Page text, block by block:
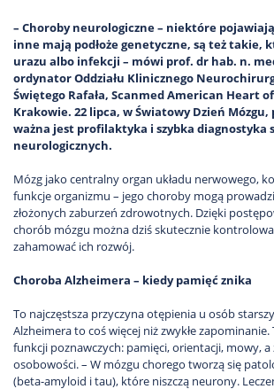
– Choroby neurologiczne – niektóre
inne mają podłoże genetyczne, są też takie,
urazu albo infekcji – mówi prof. dr hab. n.
ordynator Oddziału Klinicznego
Świętego Rafała, Scanmed American Heart
Krakowie. 22 lipca, w Światowy Dzień
ważna jest profilaktyka i szybka diagnostyka
neurologicznych.
Mózg jako centralny organ układu nerwowego,
funkcje organizmu – jego choroby mogą
złożonych zaburzeń zdrowotnych. Dzięki
chorób mózgu można dziś skutecznie
zahamować ich rozwój.
Choroba Alzheimera – kiedy pamięć znika
To najczęstsza przyczyna otępienia u osób
Alzheimera to coś więcej niż zwykłe
funkcji poznawczych: pamięci, orientacji, mowy, a
osobowości. – W mózgu chorego tworzą się
(beta-amyloid i tau), które niszczą neurony.